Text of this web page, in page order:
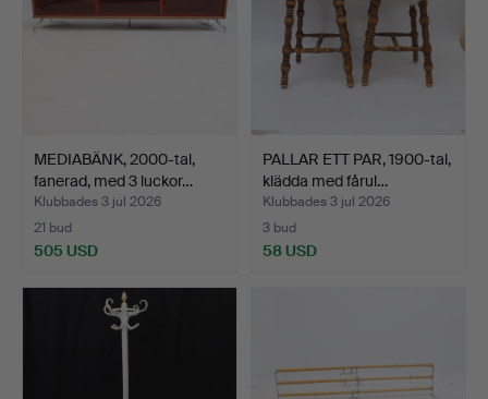
MEDIABÄNK, 2000-tal,
fanerad, med 3 luckor…
Klubbades 3 jul 2026
21 bud
505 USD
PALLAR ETT PAR, 1900-tal,
klädda med fårul…
Klubbades 3 jul 2026
3 bud
58 USD